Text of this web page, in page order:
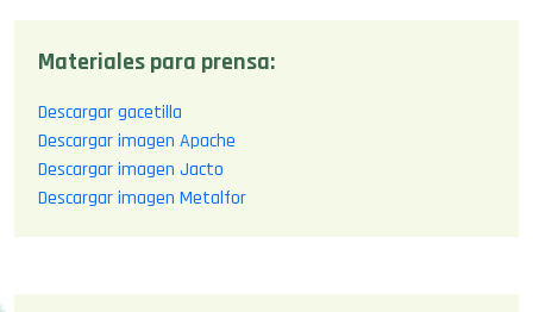
Materiales para prensa:
Descargar gacetilla
Descargar imagen Apache
Descargar imagen Jacto
Descargar imagen Metalfor